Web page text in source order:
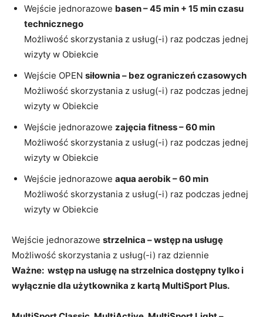
Wejście jednorazowe basen – 45 min + 15 min czasu
technicznego
Możliwość skorzystania z usług(-i) raz podczas jednej
wizyty w Obiekcie
Wejście OPEN siłownia – bez ograniczeń czasowych
Możliwość skorzystania z usług(-i) raz podczas jednej
wizyty w Obiekcie
Wejście jednorazowe zajęcia fitness – 60 min
Możliwość skorzystania z usług(-i) raz podczas jednej
wizyty w Obiekcie
Wejście jednorazowe aqua aerobik – 60 min
Możliwość skorzystania z usług(-i) raz podczas jednej
wizyty w Obiekcie
Wejście jednorazowe strzelnica – wstęp na usługę
Możliwość skorzystania z usług(-i) raz dziennie
Ważne: wstęp na usługę na strzelnica dostępny tylko i
wyłącznie dla użytkownika z kartą MultiSport Plus.